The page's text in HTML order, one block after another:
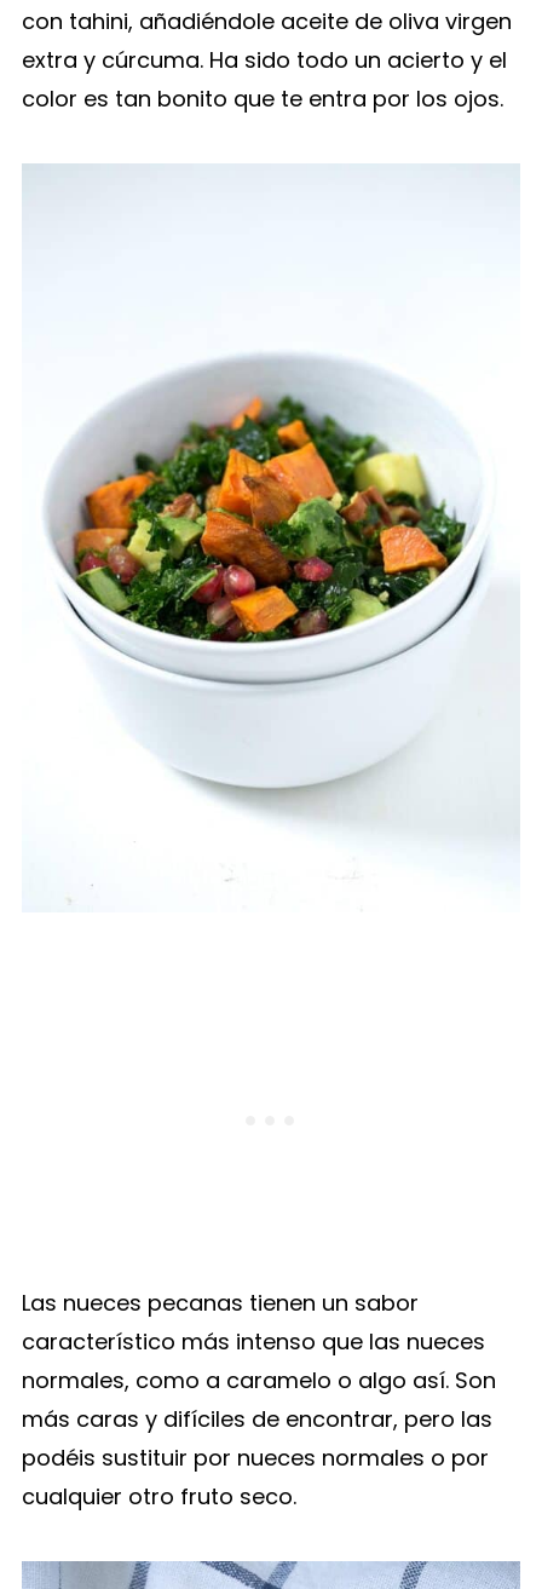
con tahini, añadiéndole aceite de oliva virgen
extra y cúrcuma. Ha sido todo un acierto y el
color es tan bonito que te entra por los ojos.
Las nueces pecanas tienen un sabor
característico más intenso que las nueces
normales, como a caramelo o algo así. Son
más caras y difíciles de encontrar, pero las
podéis sustituir por nueces normales o por
cualquier otro fruto seco.